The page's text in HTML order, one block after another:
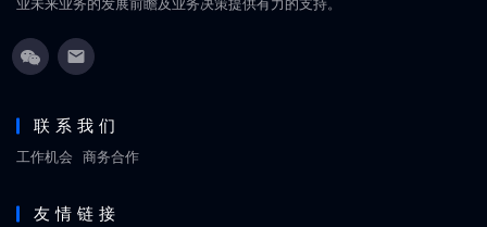
业未来业务的发展前瞻及业务决策提供有力的支持。
联系我们
工作机会 商务合作
友情链接